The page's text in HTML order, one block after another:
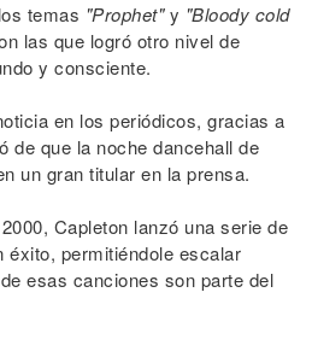
temas "Prophet"y "Bloody cold
las que logró otro nivel de
y consciente.
en los periódicos, gracias a
de que la noche dancehall de
un gran titular en la prensa.
Capleton lanzó una serie de
éxito, permitiéndole escalar
esas canciones son parte del